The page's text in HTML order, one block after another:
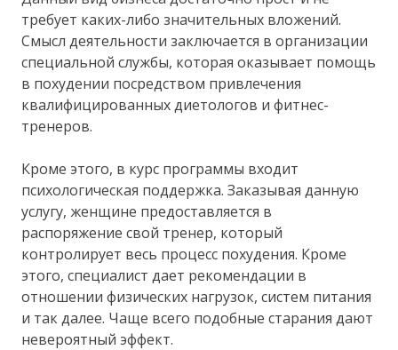
требует каких-либо значительных вложений.
Смысл деятельности заключается в организации
специальной службы, которая оказывает помощь
в похудении посредством привлечения
квалифицированных диетологов и фитнес-
тренеров.
Кроме этого, в курс программы входит
психологическая поддержка. Заказывая данную
услугу, женщине предоставляется в
распоряжение свой тренер, который
контролирует весь процесс похудения. Кроме
этого, специалист дает рекомендации в
отношении физических нагрузок, систем питания
и так далее. Чаще всего подобные старания дают
невероятный эффект.